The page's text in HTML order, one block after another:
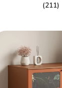
(211)